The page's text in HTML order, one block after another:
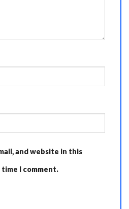
and website in this
I comment.